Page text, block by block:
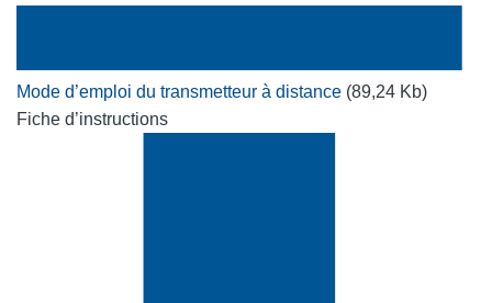
Mode d’emploi du transmetteur à distance (89,24 Kb)
Fiche d’instructions